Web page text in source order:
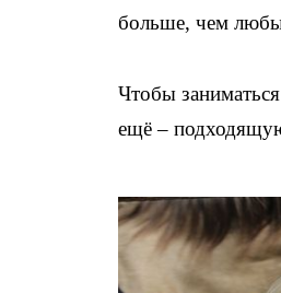
больше, чем
Чтобы
ещё –